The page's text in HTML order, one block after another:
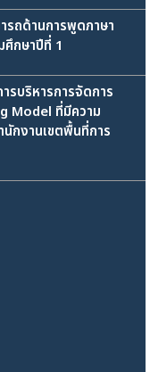
รถด้านการพูดภาษา
กษาปีที่ 1
รบริหารการจัดการ
Model ที่มีความ
กงานเขตพื้นที่การ